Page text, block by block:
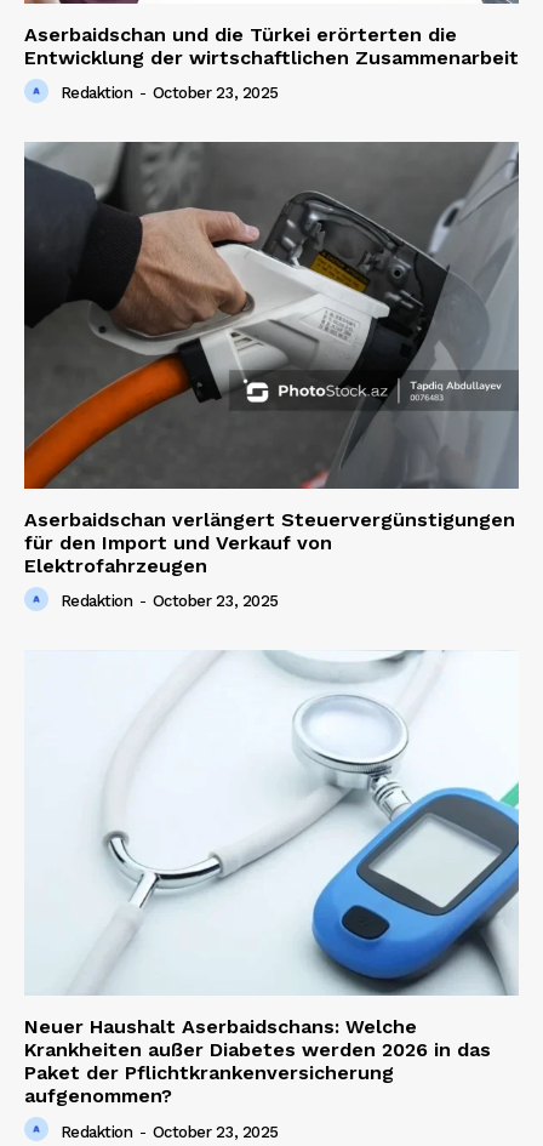
SUBSCRIBE NOW
Company
About us
Contact us
Aserbaidschan und die Türkei erörterten die
Entwicklung der wirtschaftlichen Zusammenarbeit
Redaktion - October 23, 2025
Aserbaidschan verlängert Steuervergünstigungen
für den Import und Verkauf von
Elektrofahrzeugen
Redaktion - October 23, 2025
Neuer Haushalt Aserbaidschans: Welche
Krankheiten außer Diabetes werden 2026 in das
Paket der Pflichtkrankenversicherung
aufgenommen?
Redaktion - October 23, 2025